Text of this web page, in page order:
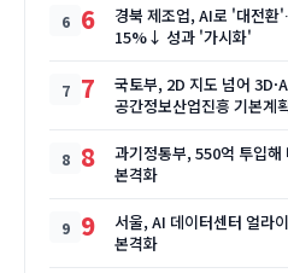
6
경북 제조업, AI로 '대전
15%↓ 성과 '가시화'
7
국토부, 2D 지도 넘어
공간정보산업진흥 기본계
8
과기정통부, 550억 투입해
본격화
9
서울, AI 데이터센터 얼라
본격화